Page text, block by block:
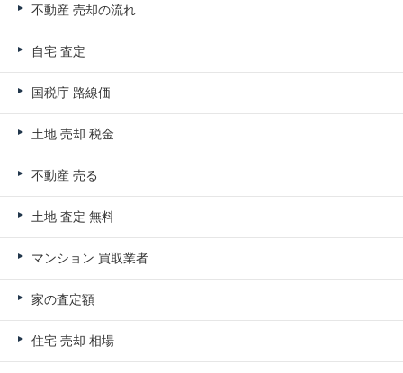
不動産 売却の流れ
自宅 査定
国税庁 路線価
土地 売却 税金
不動産 売る
土地 査定 無料
マンション 買取業者
家の査定額
住宅 売却 相場